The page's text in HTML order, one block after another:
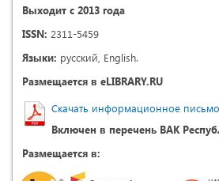
Выходит с 2013 года
ISSN: 2311-5459
Языки: русский, English.
Размещается в eLIBRARY.RU
Скачать информационное письмо
Включен в перечень ВАК
Размещается в: